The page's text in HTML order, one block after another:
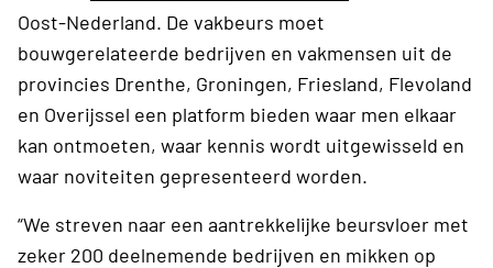
Oost-Nederland. De vakbeurs moet
bouwgerelateerde bedrijven en vakmensen uit de
provincies Drenthe, Groningen, Friesland, Flevoland
en Overijssel een platform bieden waar men elkaar
kan ontmoeten, waar kennis wordt uitgewisseld en
waar noviteiten gepresenteerd worden.
“We streven naar een aantrekkelijke beursvloer met
zeker 200 deelnemende bedrijven en mikken op